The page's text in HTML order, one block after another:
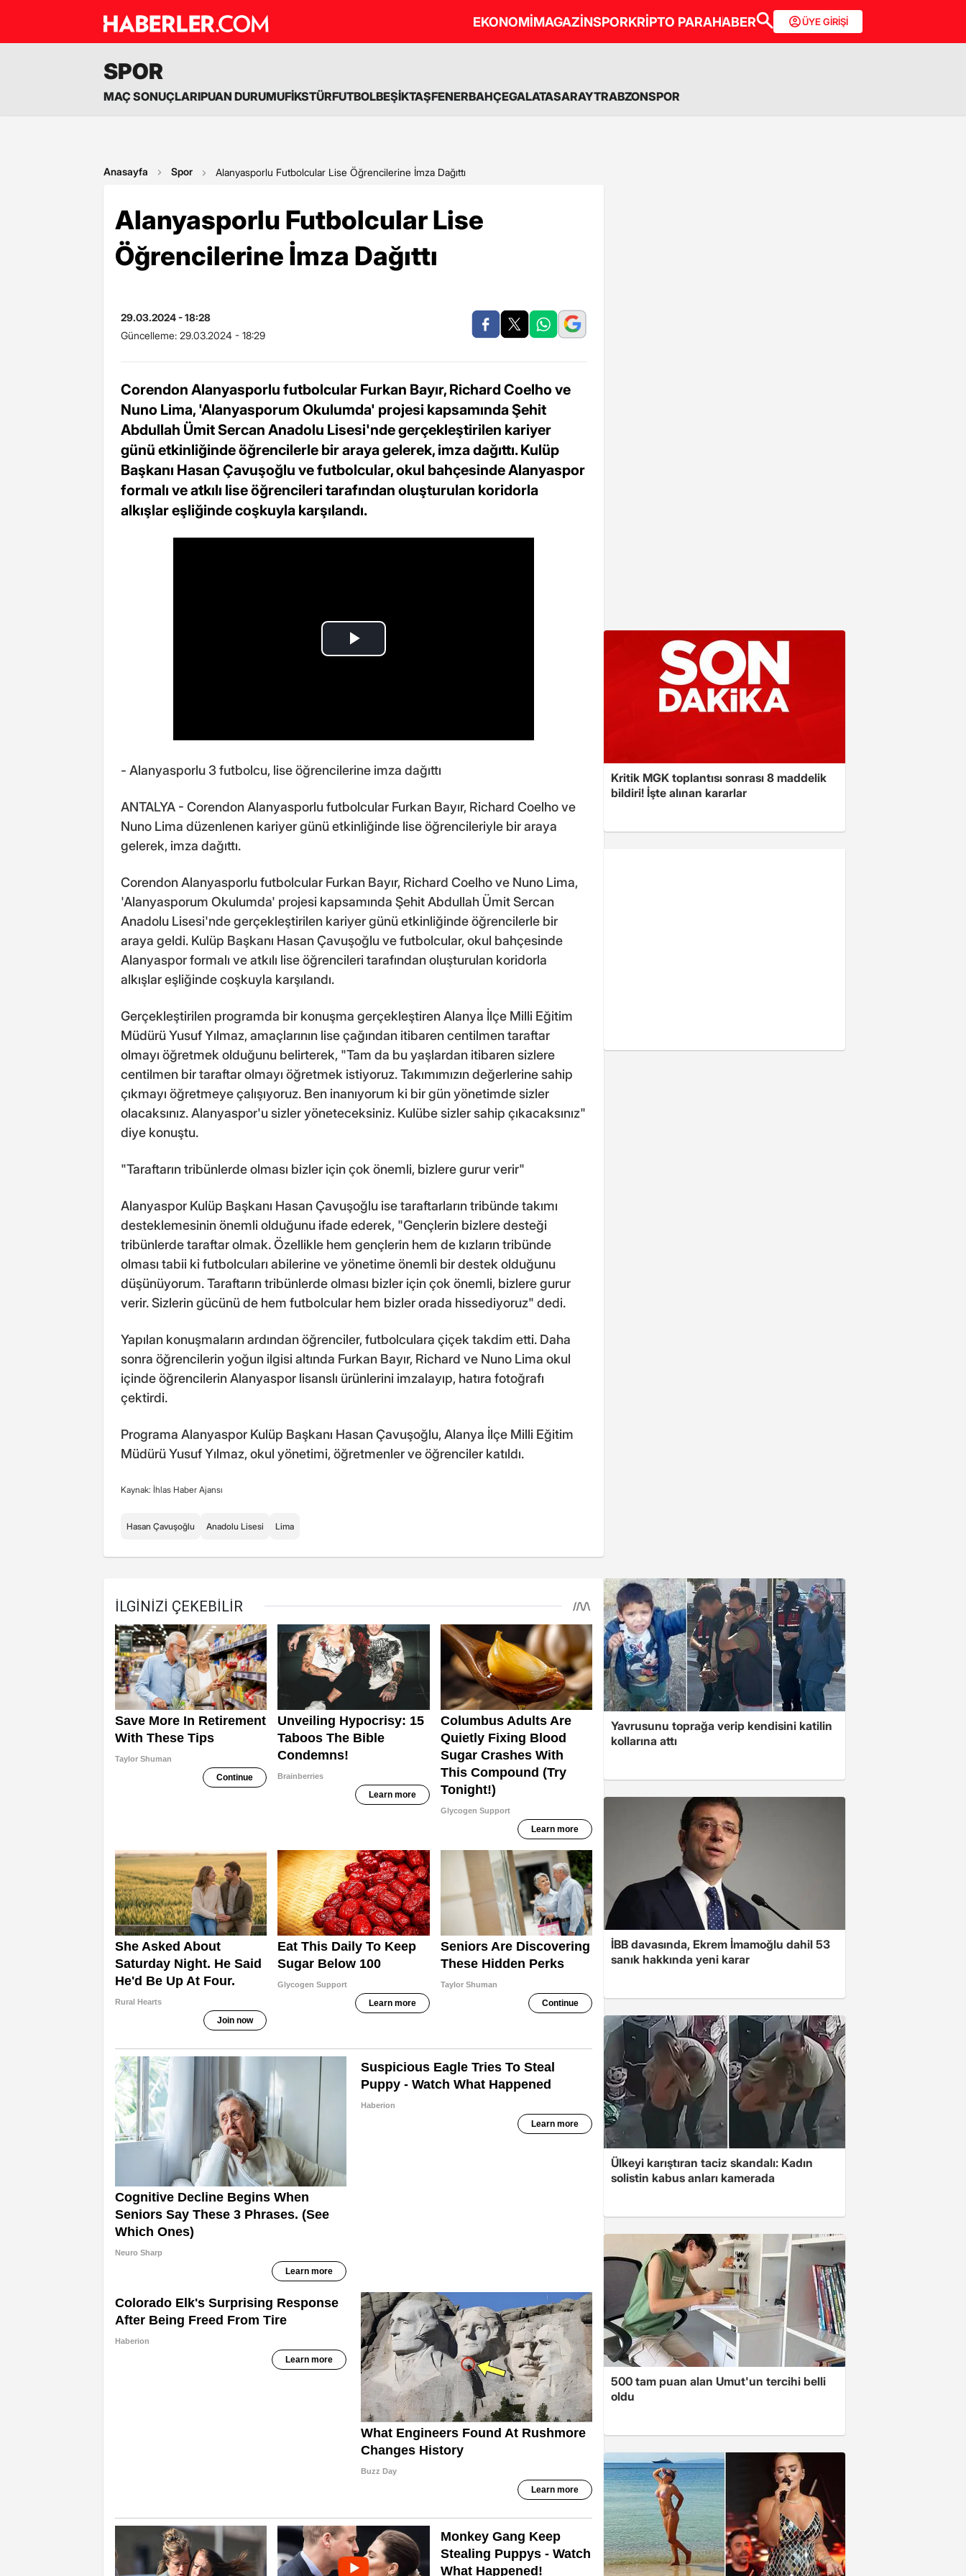
EKONOMİMAGAZİNSPORKRİPTO PARAHABER ÜYE GİRİŞİ
SPOR
MAÇ SONUÇLARIPUAN DURUMUFİKSTÜRFUTBOLBEŞİKTAŞFENERBAHÇEGALATASARAYTRABZONSPOR
Anasayfa Spor Alanyasporlu Futbolcular Lise Öğrencilerine İmza Dağıttı
Alanyasporlu Futbolcular Lise
Öğrencilerine İmza Dağıttı
29.03.2024 - 18:28
Güncelleme: 29.03.2024 - 18:29
Corendon Alanyasporlu futbolcular Furkan Bayır, Richard Coelho ve
Nuno Lima, 'Alanyasporum Okulumda' projesi kapsamında Şehit
Abdullah Ümit Sercan Anadolu Lisesi'nde gerçekleştirilen kariyer
günü etkinliğinde öğrencilerle bir araya gelerek, imza dağıttı. Kulüp
Başkanı Hasan Çavuşoğlu ve futbolcular, okul bahçesinde Alanyaspor
formalı ve atkılı lise öğrencileri tarafından oluşturulan koridorla
alkışlar eşliğinde coşkuyla karşılandı.
- Alanyasporlu 3 futbolcu, lise öğrencilerine imza dağıttı
ANTALYA - Corendon Alanyasporlu futbolcular Furkan Bayır, Richard Coelho ve
Nuno Lima düzenlenen kariyer günü etkinliğinde lise öğrencileriyle bir araya
gelerek, imza dağıttı.
Corendon Alanyasporlu futbolcular Furkan Bayır, Richard Coelho ve Nuno Lima,
'Alanyasporum Okulumda' projesi kapsamında Şehit Abdullah Ümit Sercan
Anadolu Lisesi'nde gerçekleştirilen kariyer günü etkinliğinde öğrencilerle bir
araya geldi. Kulüp Başkanı Hasan Çavuşoğlu ve futbolcular, okul bahçesinde
Alanyaspor formalı ve atkılı lise öğrencileri tarafından oluşturulan koridorla
alkışlar eşliğinde coşkuyla karşılandı.
Gerçekleştirilen programda bir konuşma gerçekleştiren Alanya İlçe Milli Eğitim
Müdürü Yusuf Yılmaz, amaçlarının lise çağından itibaren centilmen taraftar
olmayı öğretmek olduğunu belirterek, "Tam da bu yaşlardan itibaren sizlere
centilmen bir taraftar olmayı öğretmek istiyoruz. Takımımızın değerlerine sahip
çıkmayı öğretmeye çalışıyoruz. Ben inanıyorum ki bir gün yönetimde sizler
olacaksınız. Alanyaspor'u sizler yöneteceksiniz. Kulübe sizler sahip çıkacaksınız"
diye konuştu.
"Taraftarın tribünlerde olması bizler için çok önemli, bizlere gurur verir"
Alanyaspor Kulüp Başkanı Hasan Çavuşoğlu ise taraftarların tribünde takımı
desteklemesinin önemli olduğunu ifade ederek, "Gençlerin bizlere desteği
tribünlerde taraftar olmak. Özellikle hem gençlerin hem de kızların tribünde
olması tabii ki futbolcuları abilerine ve yönetime önemli bir destek olduğunu
düşünüyorum. Taraftarın tribünlerde olması bizler için çok önemli, bizlere gurur
verir. Sizlerin gücünü de hem futbolcular hem bizler orada hissediyoruz" dedi.
Yapılan konuşmaların ardından öğrenciler, futbolculara çiçek takdim etti. Daha
sonra öğrencilerin yoğun ilgisi altında Furkan Bayır, Richard ve Nuno Lima okul
içinde öğrencilerin Alanyaspor lisanslı ürünlerini imzalayıp, hatıra fotoğrafı
çektirdi.
Programa Alanyaspor Kulüp Başkanı Hasan Çavuşoğlu, Alanya İlçe Milli Eğitim
Müdürü Yusuf Yılmaz, okul yönetimi, öğretmenler ve öğrenciler katıldı.
Kaynak: İhlas Haber Ajansı
Hasan Çavuşoğlu Anadolu Lisesi Lima
Kritik MGK toplantısı sonrası 8 maddelik
bildiri! İşte alınan kararlar
Yavrusunu toprağa verip kendisini katilin
kollarına attı
İBB davasında, Ekrem İmamoğlu dahil 53
sanık hakkında yeni karar
Ülkeyi karıştıran taciz skandalı: Kadın
solistin kabus anları kamerada
500 tam puan alan Umut'un tercihi belli
oldu